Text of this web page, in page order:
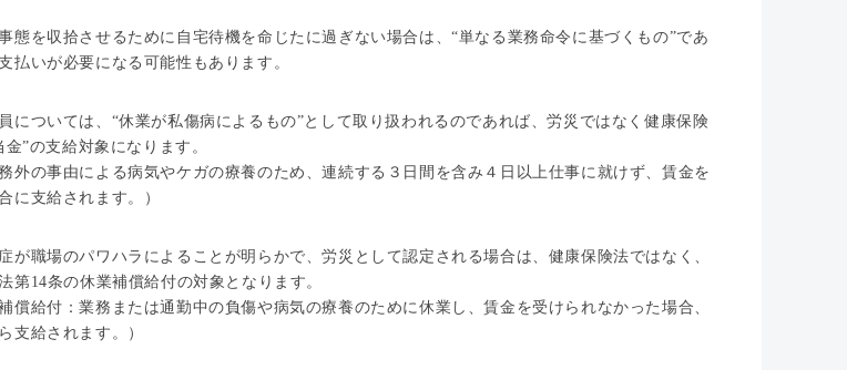
態を収拾させるために自宅待機を命じたに過ぎない場合は、“単なる業務命令に基づくもの”であ
払いが必要になる可能性もあります。
については、“休業が私傷病によるもの”として取り扱われるのであれば、労災ではなく健康保険
”の支給対象になります。
外の事由による病気やケガの療養のため、連続する３日間を含み４日以上仕事に就けず、賃金を
に支給されます。）
が職場のパワハラによることが明らかで、労災として認定される場合は、健康保険法ではなく、
第14条の休業補償給付の対象となります。
償給付：業務または通勤中の負傷や病気の療養のために休業し、賃金を受けられなかった場合、
支給されます。）